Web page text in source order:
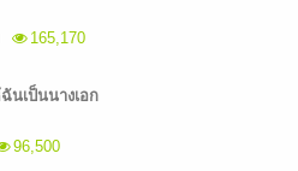
165,170
นเป็นนางเอก
96,500